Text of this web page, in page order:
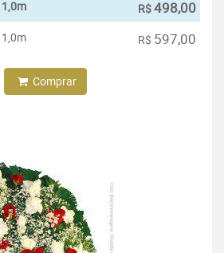
R$498,00
R$ 597,00
Comprar